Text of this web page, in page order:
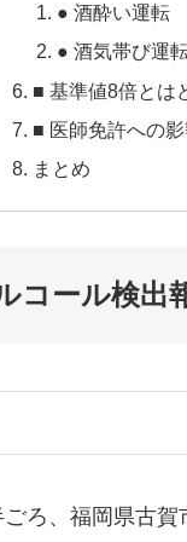
● 酒酔い運転
● 酒気帯び運
■ 基準値8倍とは
■ 医師免許への
まとめ
コール検出
ろ、福岡県古